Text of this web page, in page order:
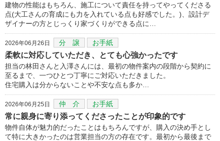
建物の性能はもちろん、施工について責任を持ってやってくださる
点(大工さんの育成にも力を入れている点も好感でした。)、設計デ
ザイナーの方とじっくり家づくりができる点に…
2026年06月26日 分 譲 お手紙
柔軟に対応していただき、とても心強かったです
担当の林田さんと入澤さんには、最初の物件案内の段階から契約に
至るまで、一つひとつ丁寧にご対応いただきました。
住宅購入は分からないことや不安な点も多か…
2026年06月25日 仲 介 お手紙
常に親身に寄り添ってくださったことが印象的です
物件自体が魅力的だったことはもちろんですが、購入の決め手とし
て特に大きかったのは営業担当の方の存在です。最初から最後まで